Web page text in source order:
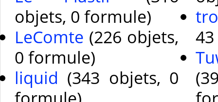
objets, 0 formule)
LeComte (226 objets,
0 formule)
liquid (343 objets, 0